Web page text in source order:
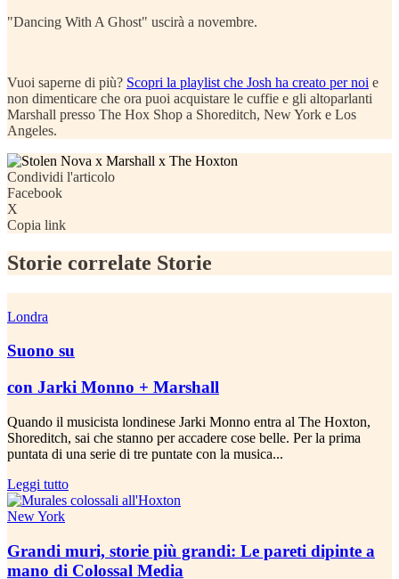
"Dancing With A Ghost" uscirà a novembre.
Vuoi saperne di più? Scopri la playlist che Josh ha creato per noi e
non dimenticare che ora puoi acquistare le cuffie e gli altoparlanti
Marshall presso The Hox Shop a Shoreditch, New York e Los
Angeles.
Condividi l'articolo
Facebook
X
Copia link
Storie correlate Storie
Londra
Suono su
con Jarki Monno + Marshall
Quando il musicista londinese Jarki Monno entra al The Hoxton,
Shoreditch, sai che stanno per accadere cose belle. Per la prima
puntata di una serie di tre puntate con la musica...
Leggi tutto
New York
Grandi muri, storie più grandi: Le pareti dipinte a
mano di Colossal Media